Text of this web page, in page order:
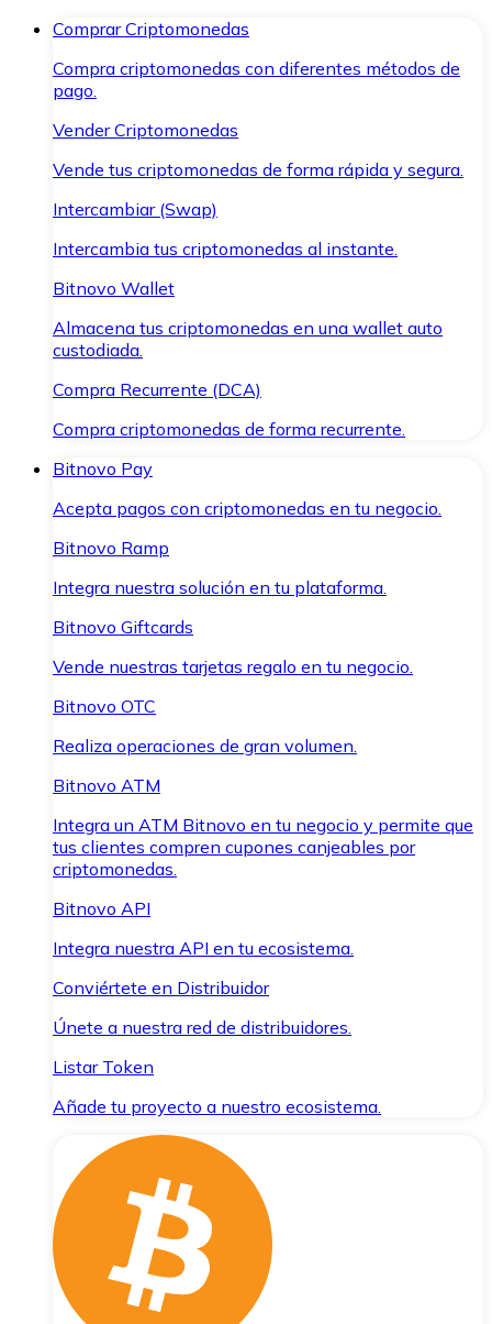
Comprar Criptomonedas
Compra criptomonedas con diferentes métodos de
pago.
Vender Criptomonedas
Vende tus criptomonedas de forma rápida y segura.
Intercambiar (Swap)
Intercambia tus criptomonedas al instante.
Bitnovo Wallet
Almacena tus criptomonedas en una wallet auto
custodiada.
Compra Recurrente (DCA)
Compra criptomonedas de forma recurrente.
Bitnovo Pay
Acepta pagos con criptomonedas en tu negocio.
Bitnovo Ramp
Integra nuestra solución en tu plataforma.
Bitnovo Giftcards
Vende nuestras tarjetas regalo en tu negocio.
Bitnovo OTC
Realiza operaciones de gran volumen.
Bitnovo ATM
Integra un ATM Bitnovo en tu negocio y permite que
tus clientes compren cupones canjeables por
criptomonedas.
Bitnovo API
Integra nuestra API en tu ecosistema.
Conviértete en Distribuidor
Únete a nuestra red de distribuidores.
Listar Token
Añade tu proyecto a nuestro ecosistema.